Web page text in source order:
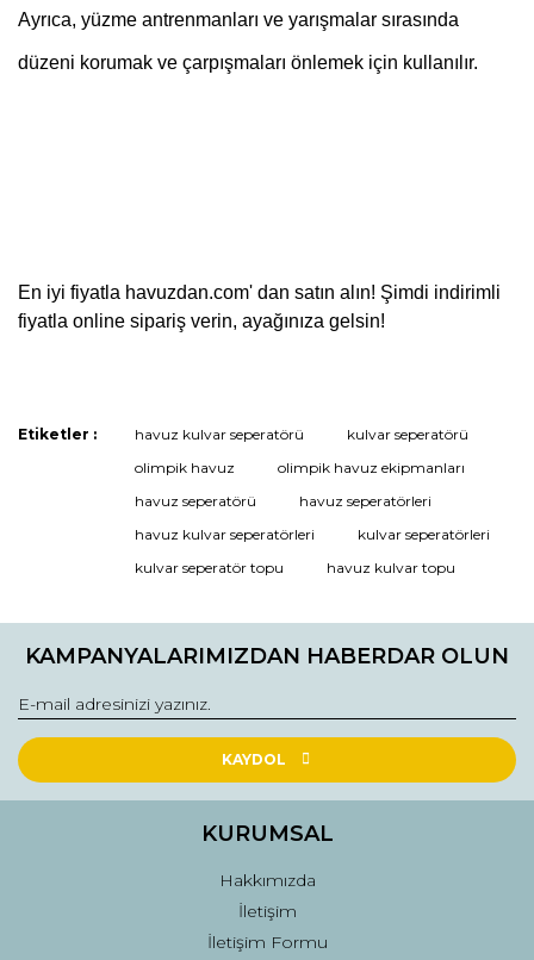
Ayrıca, yüzme antrenmanları ve yarışmalar sırasında
düzeni korumak ve çarpışmaları önlemek için kullanılır.
En iyi fiyatla havuzdan.com' dan satın alın! Şimdi indirimli
fiyatla online sipariş verin, ayağınıza gelsin!
Bu ürüne ilk yorumu siz yapın!
Yorum Yaz
Etiketler : havuz kulvar seperatörü
kulvar seperatörü
olimpik havuz
olimpik havuz ekipmanları
havuz seperatörü
havuz seperatörleri
havuz kulvar seperatörleri
kulvar seperatörleri
kulvar seperatör topu
havuz kulvar topu
KAMPANYALARIMIZDAN HABERDAR OLUN
KAYDOL
KURUMSAL
Hakkımızda
İletişim
İletişim Formu